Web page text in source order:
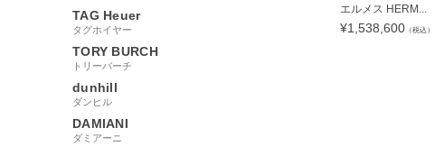
TAG Heuer
タグホイヤー
TORY BURCH
トリーバーチ
dunhill
ダンヒル
DAMIANI
ダミアーニ
エルメス HERM...
¥1,538,600 （税込）